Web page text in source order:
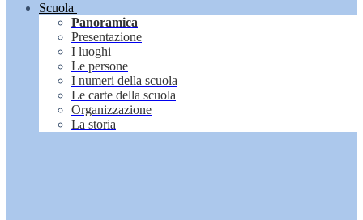
Scuola
Panoramica
Presentazione
I luoghi
Le persone
I numeri della scuola
Le carte della scuola
Organizzazione
La storia